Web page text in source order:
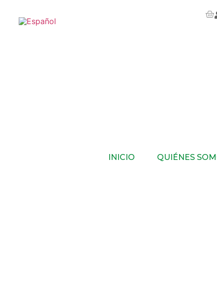
INICIO QUIÉNES